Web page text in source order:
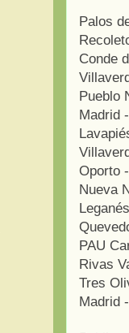
Palos
Conde
Pueblo
Madrid
Oporto
Nueva
PAU
Rivas
Tres
Madrid